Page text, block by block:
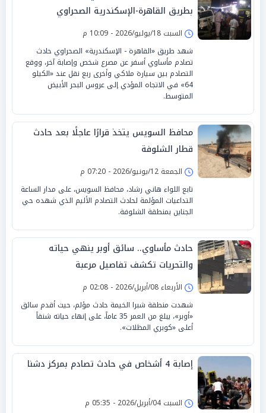
بطريق القاهرة-الإسكندرية الصحراوي
السبت 18/يوليو/2026 - 10:09 م
شهد طريق «القاهرة - الإسكندرية» الصحراوي حادث
تصادم مأساوي أسفر عن مصرع شخص وإصابة آخر، ووقع
التصادم بين سيارة ملاكي وأخرى ربع نقل عند «الكيلو
64» في الاتجاه المؤدي إلى عروس البحر الأبيض
المتوسط.
محافظ السويس يتخذ قرارًا عاجلًا بعد حادث
قطار الشلوفة
الجمعة 12/يونيو/2026 - 07:20 م
تابع اللواء هاني رشاد، محافظ السويس، على مدار الساعة
التداعيات المؤلمة لحادث التصادم الأليم الذي شهده حي
الجناين بمنطقة الشلوفة.
حادث مأساوي.. سائق أوبر ينهي حياته
والتحريات تكشف تفاصيل مرعبة
الأربعاء 08/أبريل/2026 - 02:08 م
شهدت منطقة شبرا الخيمة حادث مؤلم، حيث أقدم سائق
«أوبر»، يبلغ من العمر 35 عاماً، على إنهاء حياته شنقاً
أعلى «كوبري المظلات».
إصابة 4 أشخاص في حادث تصادم بمركز دشنا
السبت 04/أبريل/2026 - 05:35 م